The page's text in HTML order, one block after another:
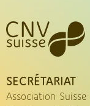
SECRÉTARIAT
Association